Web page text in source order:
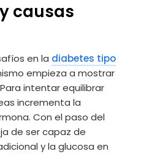
causas
en la diabetes tipo
empieza a mostrar
intentar equilibrar
incrementa la
Con el paso del
de ser capaz de
y la glucosa en